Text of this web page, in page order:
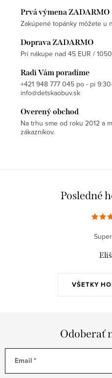
Prvá výmena ZADARMO
Zakúpené topánky môžete u
Doprava ZADARMO
Pri nákupe nad 45 EUR /
Radi Vám poradíme
+421 948 777 045 po - pi
info@detskaobuv.sk
Overený obchod
Na trhu sme od roku 2012 a
zákazníkov.
Posledné
VŠETKY
Odoberať
Email